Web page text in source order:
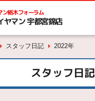
ン栃木フォーラム
ヤマン 宇都宮錦店
スタッフ日記 2022年
スタッフ日記